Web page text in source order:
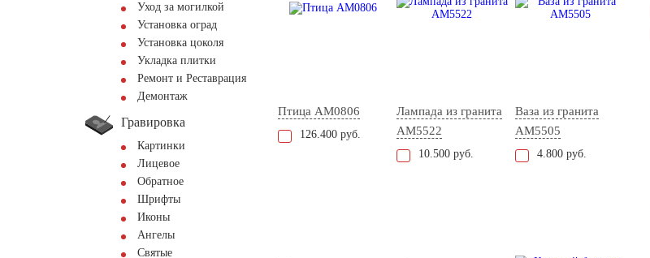
Уход за могилкой
Установка оград
Установка цоколя
Укладка плитки
Ремонт и Реставрация
Демонтаж
Гравировка
Картинки
Лицевое
Обратное
Шрифты
Иконы
Ангелы
Святые
Птица AM0806
126.400 руб.
Лампада из гранита
AM5522
10.500 руб.
Ваза из гранита
AM5505
4.800 руб.